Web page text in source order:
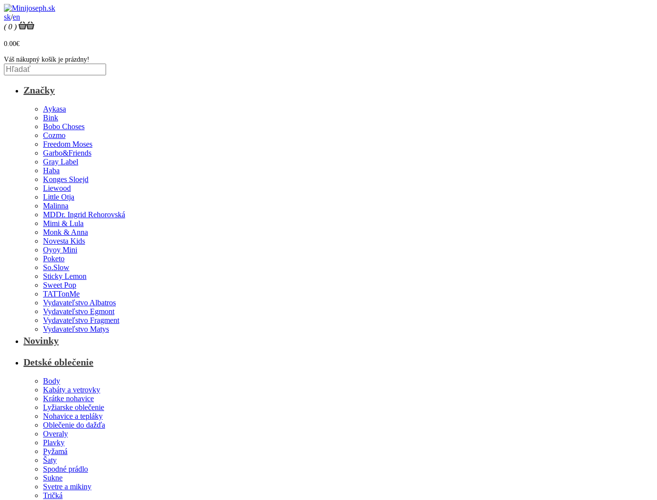
sk/en
( 0 )
0.00€
Váš nákupný košík je prázdny!
Značky
Aykasa
Bink
Bobo Choses
Cozmo
Freedom Moses
Garbo&Friends
Gray Label
Haba
Konges Sloejd
Liewood
Little Otja
Malinna
MDDr. Ingrid Rehorovská
Mimi & Lula
Monk & Anna
Novesta Kids
Oyoy Mini
Poketo
So.Slow
Sticky Lemon
Sweet Pop
TATTonMe
Vydavateľstvo Albatros
Vydavateľstvo Egmont
Vydavateľstvo Fragment
Vydavateľstvo Matys
Novinky
Detské oblečenie
Body
Kabáty a vetrovky
Krátke nohavice
Lyžiarske oblečenie
Nohavice a tepláky
Oblečenie do dažďa
Overaly
Plavky
Pyžamá
Šaty
Spodné prádlo
Sukne
Svetre a mikiny
Tričká